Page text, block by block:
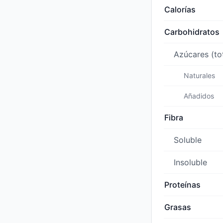
Calorías
Carbohidratos
Azúcares
Naturales
Añadidos
Fibra
Soluble
Insoluble
Proteínas
Grasas